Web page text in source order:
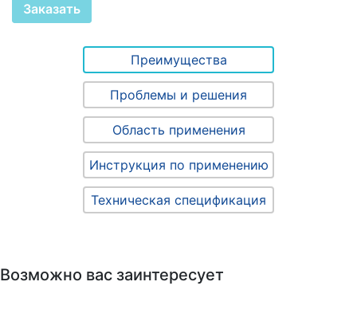
Заказать
Преимущества
Проблемы и решения
Область применения
Инструкция по применению
Техническая спецификация
Возможно вас заинтересует